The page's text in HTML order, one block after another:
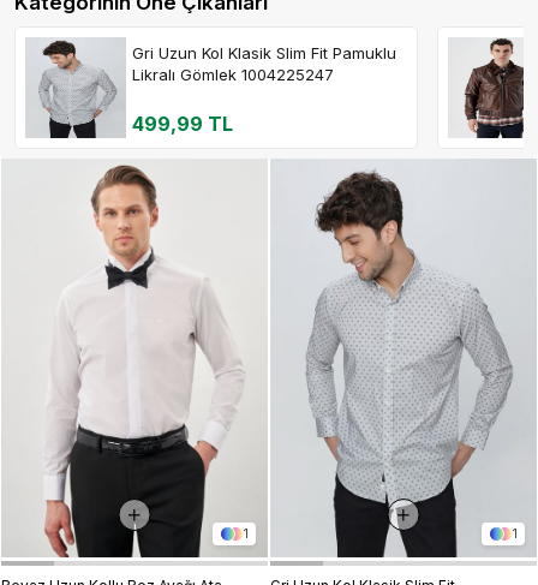
Gri Uzun Kol Klasik Slim Fit Pamuklu
Likralı Gömlek 1004225247
499,99 TL
1 1